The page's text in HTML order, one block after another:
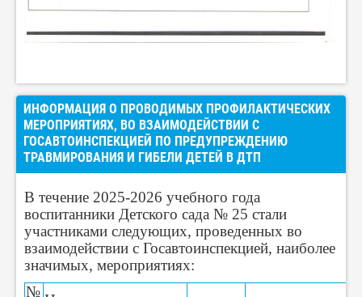
ИНФОРМАЦИЯ О ПРОВОДИМЫХ ПРОФИЛАКТИЧЕСКИХ
МЕРОПРИЯТИЯХ, ВО ВЗАИМОДЕЙСТВИИ С
ГОСАВТОИНСПЕКЦИЕЙ ПО ПРЕДУПРЕЖДЕНИЮ
ТРАВМИРОВАНИЯ И ГИБЕЛИ ДЕТЕЙ В ДТП
В течение 2025-2026 учебного года
воспитанники Детского сада № 25 стали
участниками следующих, проведенных во
взаимодействии с Госавтоинспекцией, наиболее
значимых, мероприятиях:
№